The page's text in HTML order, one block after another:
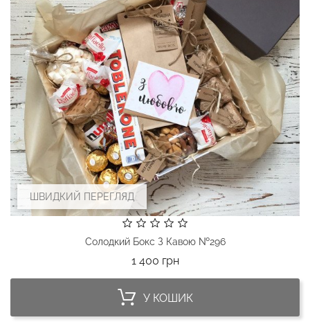
ШВИДКИЙ ПЕРЕГЛЯД
Солодкий Бокс З Кавою №296
1 400 грнЦіна
У КОШИК